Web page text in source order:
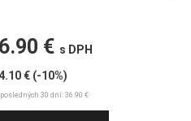
€ s DPH
€ (-10%)
30 dní: 36.90 €